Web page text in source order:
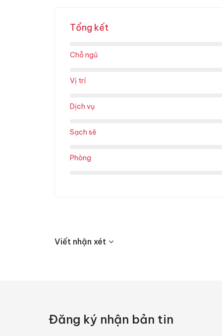
Tổng kết
Chỗ ngủ
Vị trí
Dịch vụ
Sạch sẽ
Phòng
Viết nhận xét
Đăng ký nhận bản tin